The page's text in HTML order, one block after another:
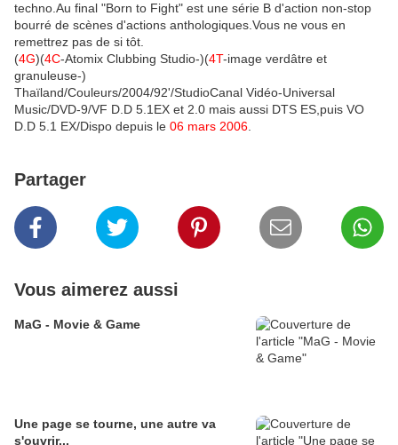
techno.Au final "Born to Fight" est une série B d'action non-stop
bourré de scènes d'actions anthologiques.Vous ne vous en
remettrez pas de si tôt.
(4G)(4C-Atomix Clubbing Studio-)(4T-image verdâtre et
granuleuse-)
Thaïland/Couleurs/2004/92'/StudioCanal Vidéo-Universal
Music/DVD-9/VF D.D 5.1EX et 2.0 mais aussi DTS ES,puis VO
D.D 5.1 EX/Dispo depuis le 06 mars 2006
Partager
Vous aimerez aussi
MaG - Movie & Game
Une page se tourne, une autre va
s'ouvrir...